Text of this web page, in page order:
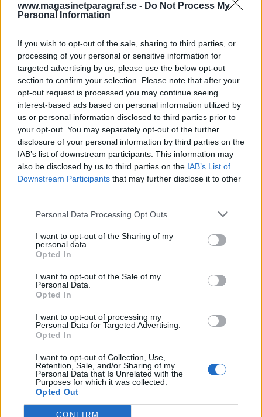
www.magasinetparagraf.se - Do Not Process My
Personal Information
If you wish to opt-out of the sale, sharing to third parties, or
processing of your personal or sensitive information for
targeted advertising by us, please use the below opt-out
section to confirm your selection. Please note that after your
opt-out request is processed you may continue seeing
interest-based ads based on personal information utilized by
us or personal information disclosed to third parties prior to
your opt-out. You may separately opt-out of the further
disclosure of your personal information by third parties on the
IAB’s list of downstream participants. This information may
also be disclosed by us to third parties on the IAB’s List of
Downstream Participants that may further disclose it to other
Personal Data Processing Opt Outs
I want to opt-out of the Sharing of my
personal data.
Opted In
I want to opt-out of the Sale of my
Personal Data.
Opted In
I want to opt-out of processing my
Personal Data for Targeted Advertising.
Opted In
I want to opt-out of Collection, Use,
Retention, Sale, and/or Sharing of my
Personal Data that Is Unrelated with the
Purposes for which it was collected.
Opted Out
CONFIRM
Nyhetsplock tisdag 21
april 2026
Taxiförare bestulen på taxibilen, polis larmas till
tvättstugeslagsmål, kvinna åtalas för att ha
langat narkotika till minderåriga flickor och
tonårspojke åtalas efter vansinnesfärd med A-
traktor.
Nyhetsplock torsdag 9
april 2026
omfattande mc-stölder i Mellansverige och
Nyhetsplock söndag 16
mars 2025
Huddinge, mamma döms – barn fick i sig
Tramadol och iranska kvinnliga artister blockade
Nyhetssammandrag
lördag 28 oktober 2023